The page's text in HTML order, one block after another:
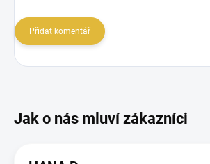
Přidat komentář